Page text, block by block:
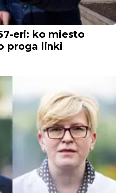
eri: ko miesto
proga linki